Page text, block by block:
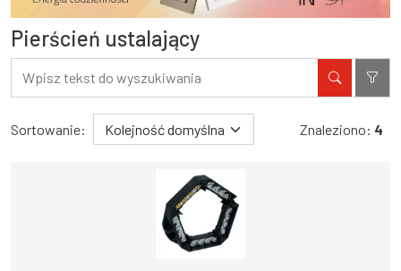
Pierścień ustalający
Filtry
Wyniki wyszukiwania
Sortowanie: Znaleziono: 4